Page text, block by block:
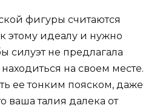
фигуры считаются
этому идеалу и нужно
силуэт не предлагала
на своем месте.
ее тонким пояском, даже
ваша талия далека от